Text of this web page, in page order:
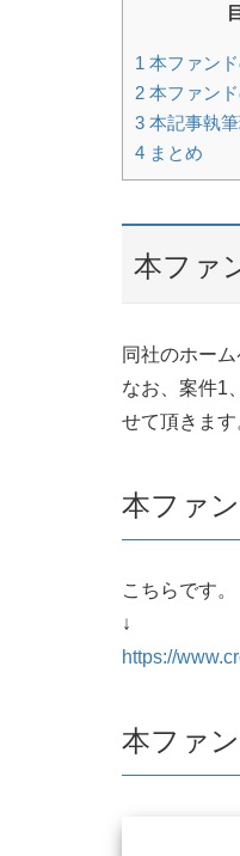
1 本ファン
2 本ファン
3 本記事執
4 まとめ
本ファ
同社のホー
なお、案件1
せて頂きます
本ファ
こちらです。
↓
https://
本ファ